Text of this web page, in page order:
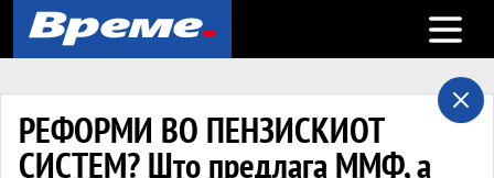
Open
РЕФОРМИ ВО ПЕНЗИСКИОТ
СИСТЕМ? Што предлага ММФ, а